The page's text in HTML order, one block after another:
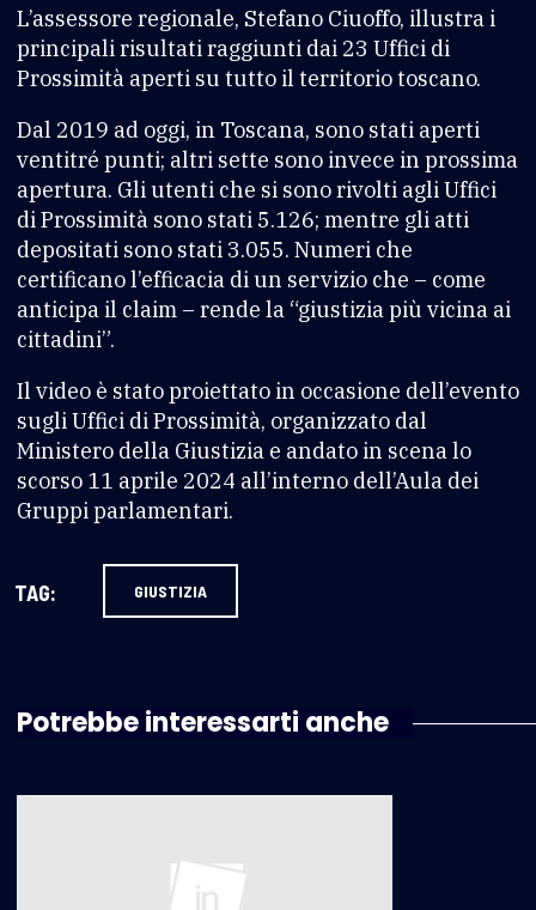
L’assessore regionale, Stefano Ciuoffo, illustra i
principali risultati raggiunti dai 23 Uffici di
Prossimità aperti su tutto il territorio toscano.
Dal 2019 ad oggi, in Toscana, sono stati aperti
ventitré punti; altri sette sono invece in prossima
apertura. Gli utenti che si sono rivolti agli Uffici
di Prossimità sono stati 5.126; mentre gli atti
depositati sono stati 3.055. Numeri che
certificano l’efficacia di un servizio che – come
anticipa il claim – rende la “giustizia più vicina ai
cittadini”.
Il video è stato proiettato in occasione dell’evento
sugli Uffici di Prossimità, organizzato dal
Ministero della Giustizia e andato in scena lo
scorso 11 aprile 2024 all’interno dell’Aula dei
Gruppi parlamentari.
TAG: GIUSTIZIA
Potrebbe interessarti anche